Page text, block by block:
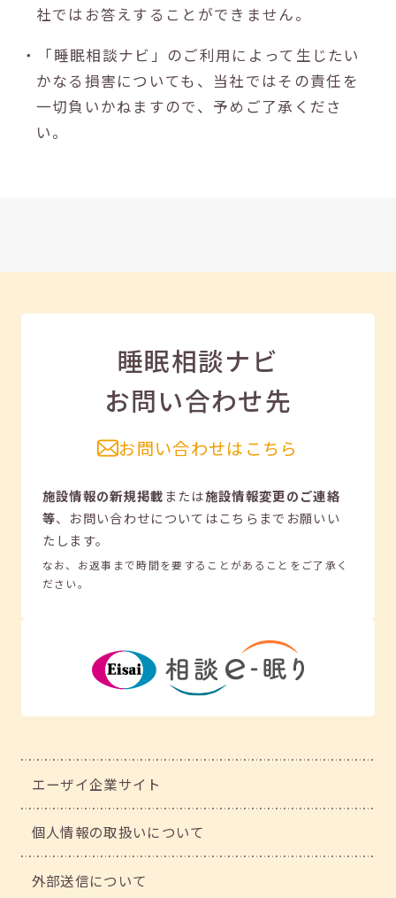
社ではお答えすることができません。
・「睡眠相談ナビ」のご利用によって生じたい
かなる損害についても、当社ではその責任を
一切負いかねますので、予めご了承くださ
い。
睡眠相談ナビ
お問い合わせ先
お問い合わせはこちら
施設情報の新規掲載または施設情報変更のご連絡
等、 お問い合わせについてはこちらまでお願いい
たします。
なお、お返事まで時間を要することがあることをご了承く
ださい。
エーザイ企業サイト
個人情報の取扱いについて
外部送信について